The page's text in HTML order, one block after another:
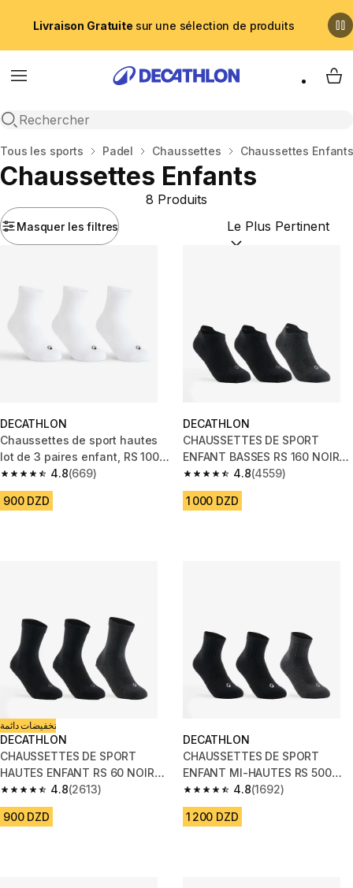
Livraison Gratuite sur une sélection de produits
Menu
Recherche ouverte
My
Accueil
Tous les sports Padel Chaussettes Chaussettes
Chaussettes Enfants
Masquer les filtres
8 Produits
Trier par :(optional)
DECATHLON
Chaussettes de sport hautes
lot de 3 paires enfant, RS 100
blanc
4.8
4.8 out of 5 stars from 669 reviews
(669)
900 DZD
DECATHLON
CHAUSSETTES DE SPORT
ENFANT BASSES RS 160 NOIR
NOIR GRIS LOT DE 3.
4.8
4.8 out of 5 stars from 4559
(4559)
1 000 DZD
تخفيضات دائمة
DECATHLON
CHAUSSETTES DE SPORT
HAUTES ENFANT RS 60 NOIR
GRIS LOT DE 3.
4.8
4.8 out of 5 stars from 2613 reviews
(2613)
900 DZD
DECATHLON
CHAUSSETTES DE SPORT
ENFANT MI-HAUTES RS 500
NOIR GRIS LOT DE 3
4.8
4.8 out of 5 stars from 1692
(1692)
1 200 DZD